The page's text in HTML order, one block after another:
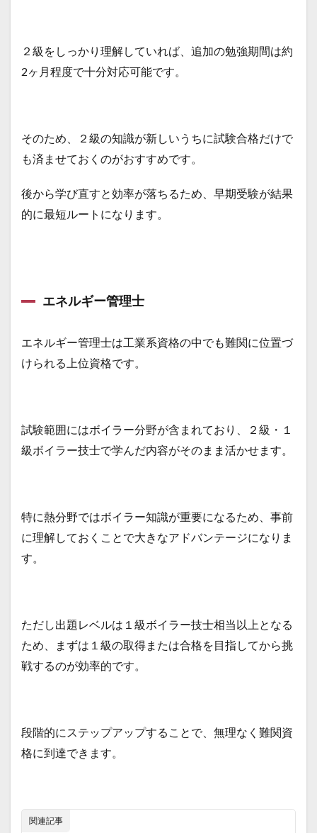
２級をしっかり理解していれば、追加の勉強期間は約
2ヶ月程度で十分対応可能です。
そのため、２級の知識が新しいうちに試験合格だけで
も済ませておくのがおすすめです。
後から学び直すと効率が落ちるため、早期受験が結果
的に最短ルートになります。
エネルギー管理士
エネルギー管理士は工業系資格の中でも難関に位置づ
けられる上位資格です。
試験範囲にはボイラー分野が含まれており、２級・１
級ボイラー技士で学んだ内容がそのまま活かせます。
特に熱分野ではボイラー知識が重要になるため、事前
に理解しておくことで大きなアドバンテージになりま
す。
ただし出題レベルは１級ボイラー技士相当以上となる
ため、まずは１級の取得または合格を目指してから挑
戦するのが効率的です。
段階的にステップアップすることで、無理なく難関資
格に到達できます。
関連記事